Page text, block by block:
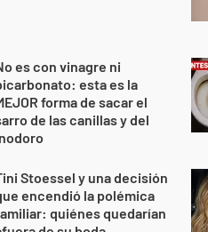
es con vinagre ni
esta es la
forma de sacar el
de las canillas y del
Stoessel y una decisión
encendió la polémica
quiénes quedarían